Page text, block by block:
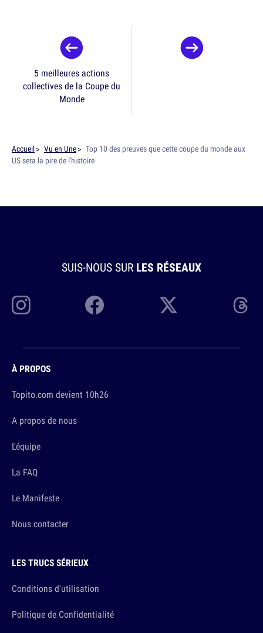
5 meilleures actions
collectives de la Coupe du
Monde
Accueil Vu en Une
Top 10 des preuves que cette coupe du monde aux
US sera la pire de l'histoire
SUIS-NOUS SUR LES RÉSEAUX
À PROPOS
Topito.com devient 10h26
A propos de nous
L'équipe
La FAQ
Le Manifeste
Nous contacter
LES TRUCS SÉRIEUX
Conditions d'utilisation
Politique de Confidentialité